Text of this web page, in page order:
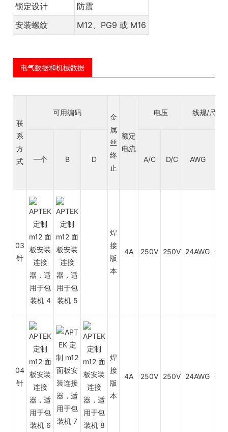
锁定设计
防震
安装螺纹
M12、PG9 或 M16
电气数据和机械数据
联
系
方
式
可用编码
金
属
丝
终
止
额定
电流
电压 线规/尺寸
一个 B D A/C D/C AWG
03
针
焊
接
版
本
4A 250V 250V 24AWG
04
针
焊
接
版
本
4A 250V 250V 24AWG